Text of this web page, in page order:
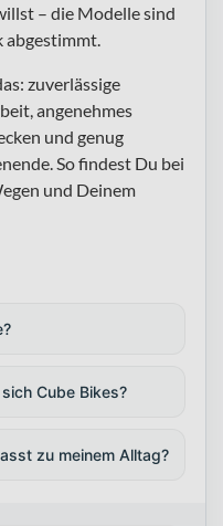
– die Modelle sind
abgestimmt.
zuverlässige
angenehmes
und genug
So findest Du bei
und Deinem
Cube Bikes?
zu meinem Alltag?